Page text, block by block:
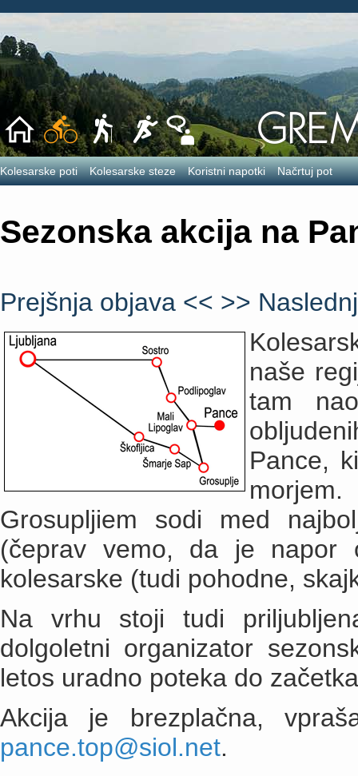
Kolesarske poti Kolesarske steze Koristni napotki Načrtuj pot
Sezonska akcija na
Prejšnja objava << >>
naše
tam
Pance,
Grosupljiem sodi med
(čeprav vemo, da je napor
kolesarske (tudi pohodne,
Na vrhu stoji tudi
dolgoletni organizator
letos uradno poteka do
Akcija je brezplačna,
pance.top@siol.net.